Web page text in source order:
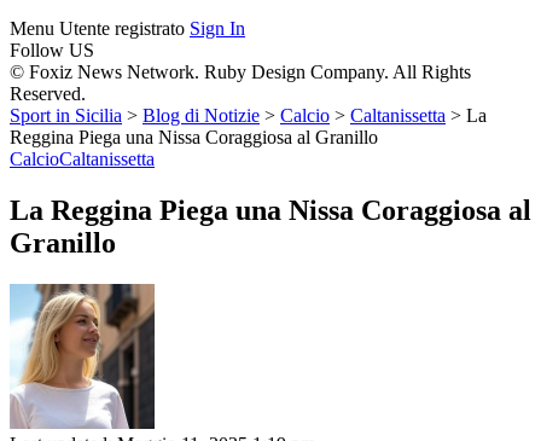
Menu Utente registrato Sign In
Follow US
© Foxiz News Network. Ruby Design Company. All Rights
Reserved.
Sport in Sicilia > Blog di Notizie > Calcio > Caltanissetta > La
Reggina Piega una Nissa Coraggiosa al Granillo
CalcioCaltanissetta
La Reggina Piega una Nissa Coraggiosa al
Granillo